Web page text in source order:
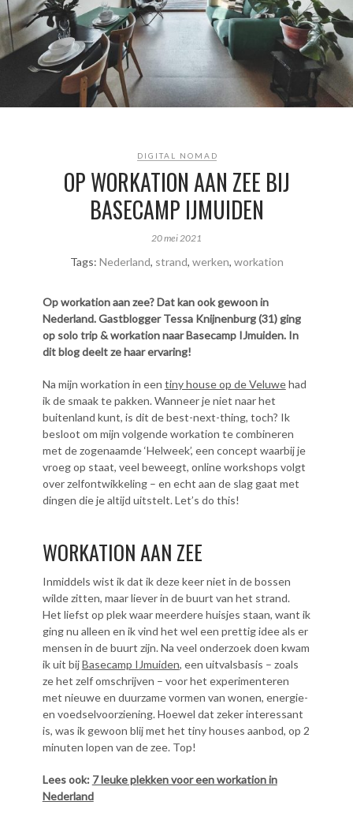
DIGITAL NOMAD
OP WORKATION AAN ZEE BIJ
BASECAMP IJMUIDEN
20 mei 2021
Tags: Nederland, strand, werken, workation
Op workation aan zee? Dat kan ook gewoon in
Nederland. Gastblogger Tessa Knijnenburg (31) ging
op solo trip & workation naar Basecamp IJmuiden. In
dit blog deelt ze haar ervaring!
Na mijn workation in een tiny house op de Veluwehad
ik de smaak te pakken. Wanneer je niet naar het
buitenland kunt, is dit de best-next-thing, toch? Ik
besloot om mijn volgende workation te combineren
met de zogenaamde ‘Helweek’, een concept waarbij je
vroeg op staat, veel beweegt, online workshops volgt
over zelfontwikkeling – en echt aan de slag gaat met
dingen die je altijd uitstelt. Let’s do this!
WORKATION AAN ZEE
Inmiddels wist ik dat ik deze keer niet in de bossen
wilde zitten, maar liever in de buurt van het strand.
Het liefst op plek waar meerdere huisjes staan, want ik
ging nu alleen en ik vind het wel een prettig idee als er
mensen in de buurt zijn. Na veel onderzoek doen kwam
ik uit bijBasecamp IJmuiden, een uitvalsbasis – zoals
ze het zelf omschrijven – voor het experimenteren
met nieuwe en duurzame vormen van wonen, energie-
en voedselvoorziening. Hoewel dat zeker interessant
is, was ik gewoon blij met het tiny houses aanbod, op 2
minuten lopen van de zee. Top!
Lees ook: 7 leuke plekken voor een workation in
Nederland